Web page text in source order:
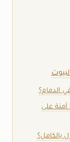
الدمام؟
آمنة على
بالكامل؟